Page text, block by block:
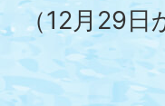
（12月29日